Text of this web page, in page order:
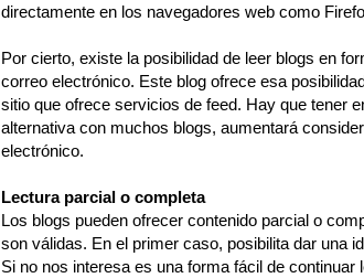
directamente en los navegadores web como
Por cierto, existe la posibilidad de leer blogs en
correo electrónico. Este blog ofrece esa
sitio que ofrece servicios de feed. Hay que tener
alternativa con muchos blogs, aumentará
electrónico.
Lectura parcial o completa
Los blogs pueden ofrecer contenido parcial o
son válidas. En el primer caso, posibilita dar una
Si no nos interesa es una forma fácil de